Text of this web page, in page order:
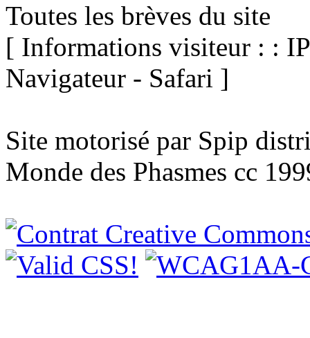
Toutes les brèves du site
[ Informations visiteur : :
Navigateur - Safari ]
Site motorisé par Spip
Monde des Phasmes cc